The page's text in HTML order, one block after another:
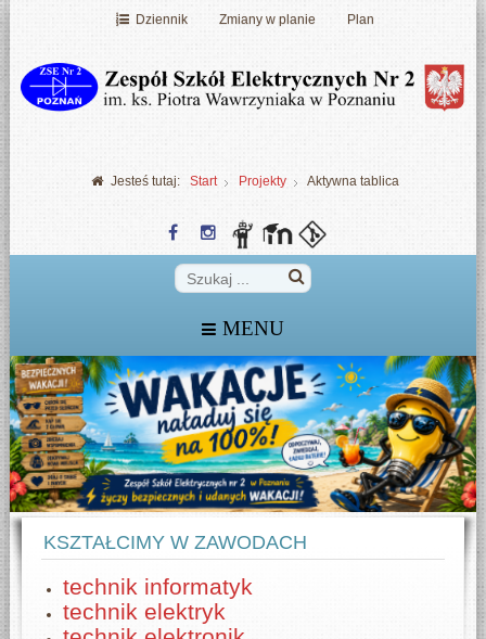
Dziennik Zmiany w planie Plan
Jesteś tutaj:Start Projekty Aktywna tablica
MENU
KSZTAŁCIMY W ZAWODACH
technik informatyk
technik elektryk